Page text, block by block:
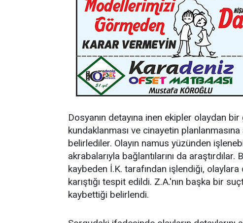
Dosyanın detayına inen ekipler olaydan
kundaklanması ve cinayetin planlanmasına
belirlediler. Olayın namus yüzünden
akrabalarıyla bağlantılarını da
kaybeden İ.K. tarafından işlendiği, olaylara
karıştığı tespit edildi. Z.A.'nın başka bir
kaybettiği belirlendi.